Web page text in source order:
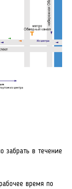
забрать в течение
время по